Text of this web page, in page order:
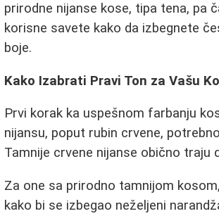
prirodne nijanse kose, tipa tena, pa
korisne savete kako da izbegnete
boje.
Kako Izabrati Pravi Ton za Vašu
Prvi korak ka uspešnom farbanju
nijansu, poput rubin crvene,
Tamnije crvene nijanse obično traju
Za one sa prirodno tamnijom
kako bi se izbegao neželjeni